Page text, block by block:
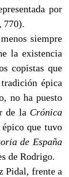
por
770).
siempre
la existencia
copistas que
épica
no ha puesto
de la Crónica
que tuvo
de España
de Rodrigo.
Pidal, frente a